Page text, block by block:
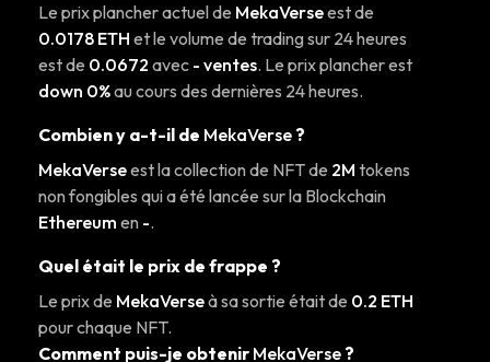
Le prix plancher actuel de MekaVerseest de
0.0178 ETH et le volume de trading sur 24 heures
est de 0.0672 avec - ventes. Le prix plancher est
down 0%au cours des dernières 24 heures.
Combien y a-t-il de MekaVerse ?
MekaVerseest la collection de NFT de 2M tokens
non fongibles qui a été lancée sur la Blockchain
Ethereum en -.
Quel était le prix de frappe ?
Le prix de MekaVerseà sa sortie était de 0.2 ETH
pour chaque NFT.
Comment puis-je obtenir MekaVerse ?